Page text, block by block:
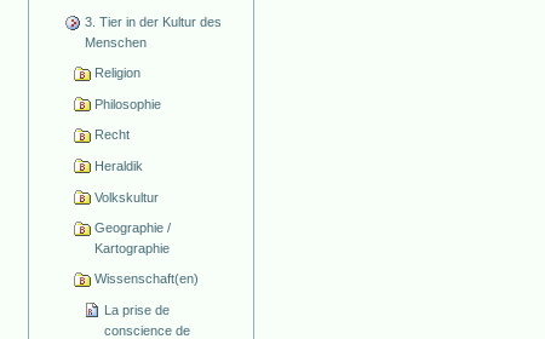
3. Tier in der Kultur des
Menschen
Religion
Philosophie
Recht
Heraldik
Volkskultur
Geographie /
Kartographie
Wissenschaft(en)
La prise de
conscience de